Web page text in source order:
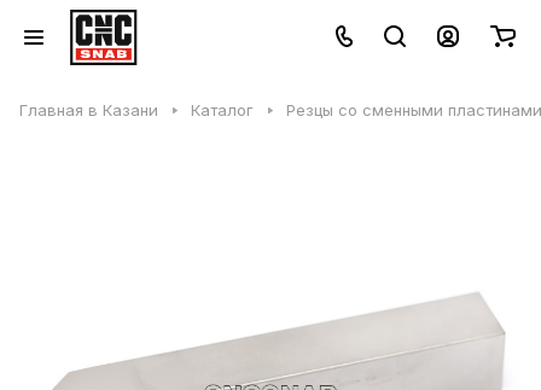
Главная в Казани Каталог Резцы со сменными